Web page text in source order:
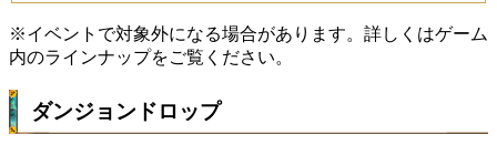
※イベントで対象外になる場合があります。詳しくはゲーム
内のラインナップをご覧ください。
ダンジョンドロップ